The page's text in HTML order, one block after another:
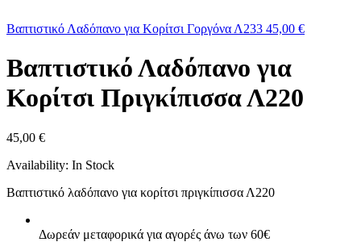
Βαπτιστικό Λαδόπανο για Κορίτσι Γοργόνα Λ233 45,00 €
Βαπτιστικό Λαδόπανο για
Κορίτσι Πριγκίπισσα Λ220
45,00 €
Availability: In Stock
Βαπτιστικό λαδόπανο για κορίτσι πριγκίπισσα Λ220
Δωρεάν μεταφορικά για αγορές άνω των 60€